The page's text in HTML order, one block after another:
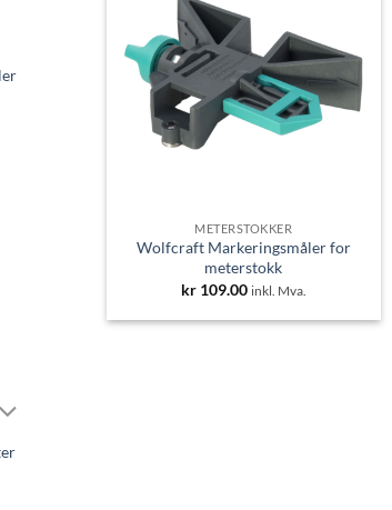
METERSTOKKER
Wolfcraft Markeringsmåler for
meterstokk
kr109.00 inkl. Mva.